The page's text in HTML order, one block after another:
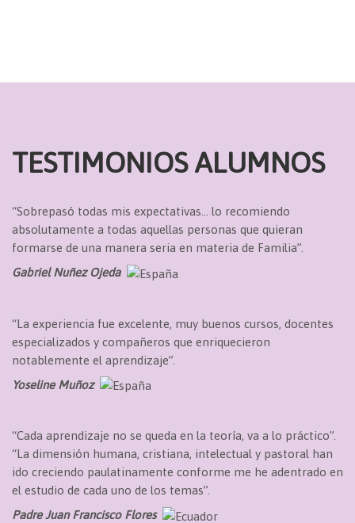
TESTIMONIOS ALUMNOS
“Sobrepasó todas mis expectativas… lo recomiendo
absolutamente a todas aquellas personas que quieran
formarse de una manera seria en materia de Familia”.
Gabriel Nuñez Ojeda
“La experiencia fue excelente, muy buenos cursos, docentes
especializados y compañeros que enriquecieron
notablemente el aprendizaje”.
Yoseline Muñoz
“Cada aprendizaje no se queda en la teoría, va a lo práctico”.
“La dimensión humana, cristiana, intelectual y pastoral han
ido creciendo paulatinamente conforme me he adentrado en
el estudio de cada uno de los temas”.
Padre Juan Francisco Flores